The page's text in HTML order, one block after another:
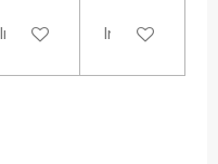
In winkelwagenIn winkelwagen